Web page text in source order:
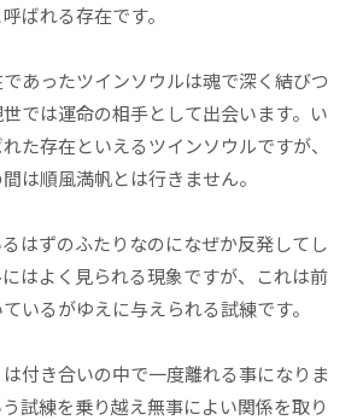
ばれる存在です。
あったツインソウルは魂で深く結びつ
では運命の相手として出会います。い
た存在といえるツインソウルですが、
は順風満帆とは行きません。
はずのふたりなのになぜか反発してし
はよく見られる現象ですが、これは前
いるがゆえに与えられる試練です。
付き合いの中で一度離れる事になりま
試練を乗り越え無事によい関係を取り